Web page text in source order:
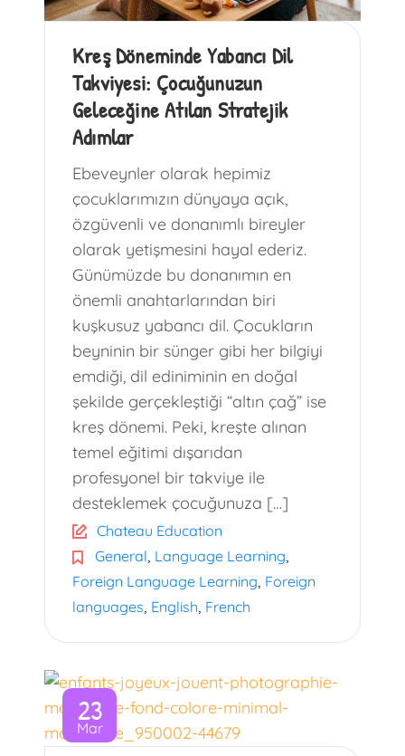
Kreş Döneminde Yabancı Dil
Takviyesi: Çocuğunuzun
Geleceğine Atılan Stratejik
Adımlar
Ebeveynler olarak hepimiz
çocuklarımızın dünyaya açık,
özgüvenli ve donanımlı bireyler
olarak yetişmesini hayal ederiz.
Günümüzde bu donanımın en
önemli anahtarlarından biri
kuşkusuz yabancı dil. Çocukların
beyninin bir sünger gibi her bilgiyi
emdiği, dil ediniminin en doğal
şekilde gerçekleştiği “altın çağ” ise
kreş dönemi. Peki, kreşte alınan
temel eğitimi dışarıdan
profesyonel bir takviye ile
desteklemek çocuğunuza […]
Chateau Education
General, Language Learning,
Foreign Language Learning, Foreign
languages, English, French
23
Mar